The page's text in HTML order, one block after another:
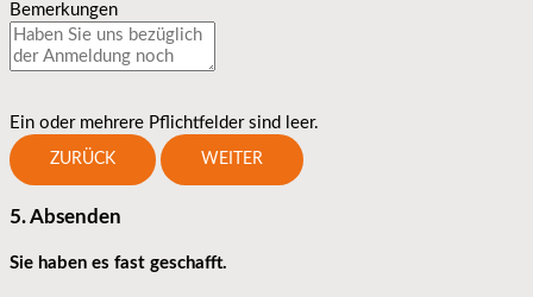
Bemerkungen
Ein oder mehrere Pflichtfelder sind leer.
ZURÜCK WEITER
5. Absenden
Sie haben es fast geschafft.